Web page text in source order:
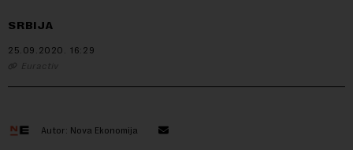
SRBIJA
25.09.2020. 16:29
Euractiv
Autor: Nova Ekonomija